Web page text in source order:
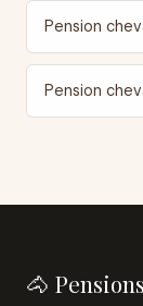
Pension
Pension
🐴 Pensions